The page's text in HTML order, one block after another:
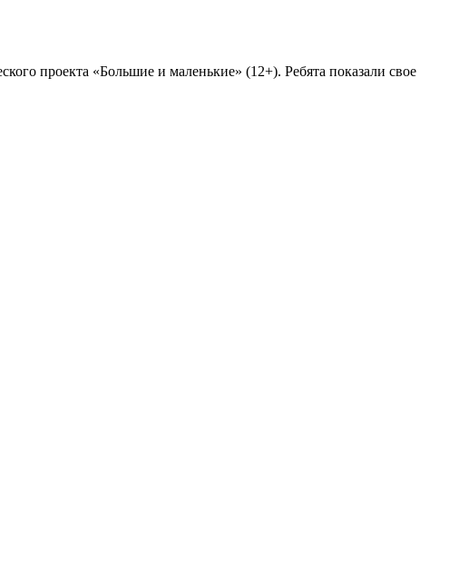
проекта «Большие и маленькие» (12+). Ребята показали свое